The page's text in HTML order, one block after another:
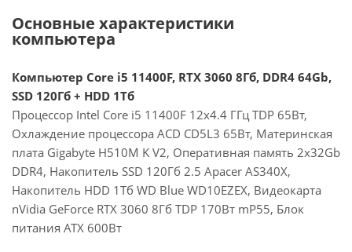
Основные характеристики
компьютера
Компьютер Core i5 11400F, RTX 3060 8Гб, DDR4 64Gb,
SSD 120Гб + HDD 1Тб
Процессор Intel Core i5 11400F 12x4.4 ГГц TDP 65Вт,
Охлаждение процессора ACD CD5L3 65Вт, Материнская
плата Gigabyte H510M K V2, Оперативная память 2x32Gb
DDR4, Накопитель SSD 120Гб 2.5 Apacer AS340X,
Накопитель HDD 1Тб WD Blue WD10EZEX, Видеокарта
nVidia GeForce RTX 3060 8Гб TDP 170Вт mP55, Блок
питания ATX 600Вт